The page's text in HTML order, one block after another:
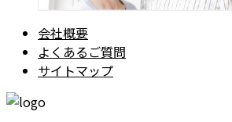
会社概要
よくあるご質問
サイトマップ